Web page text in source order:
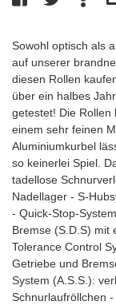
Sowohl optisch als
auf unserer
diesen Rollen
über ein halbes
getestet! Die Rollen
einem sehr feinen
Aluminiumkurbel
so keinerlei Spiel.
tadellose
Nadellager - S-
- Quick-Stop-
Bremse (S.D.S) mit
Tolerance Control
Getriebe und
System (A.S.S.):
Schnurlaufröllchen